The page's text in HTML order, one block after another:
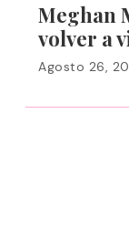
Meghan
volver a
Agosto 26,